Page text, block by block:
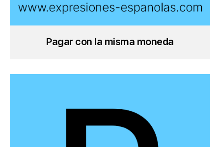
Pagar con la misma moneda